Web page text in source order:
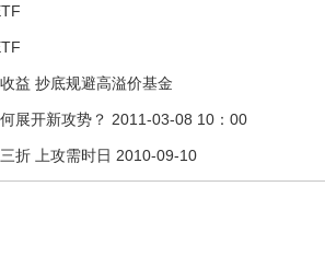
益 抄底规避高溢价基金
展开新攻势？ 2011-03-08 10：00
折 上攻需时日 2010-09-10